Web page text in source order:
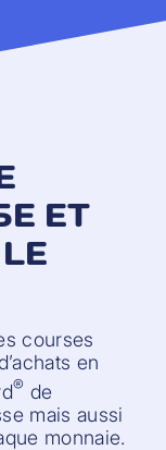
ET
courses
en
® de
mais aussi
monnaie.